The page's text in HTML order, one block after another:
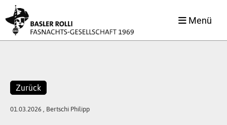
Menü
Zurück
01.03.2026 , Bertschi Philipp